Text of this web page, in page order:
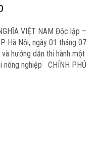
VIỆT NAM Độc lập –
Hà Nội, ngày 01 tháng 07
hướng dẫn thi hành một
nông nghiệp CHÍNH PHỦ